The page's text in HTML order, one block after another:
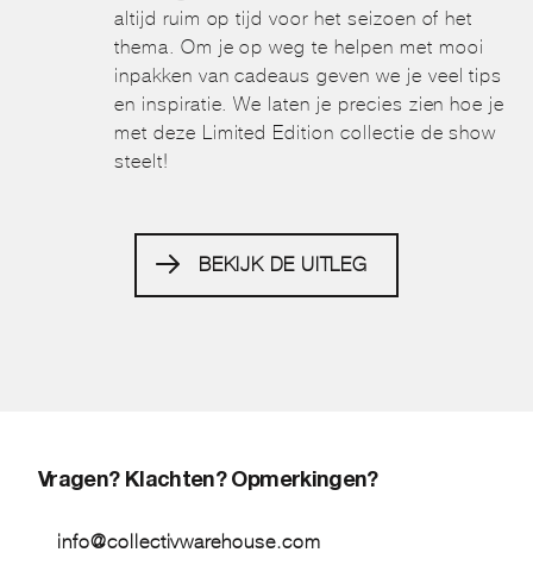
altijd ruim op tijd voor het seizoen of het
thema. Om je op weg te helpen met mooi
inpakken van cadeaus geven we je veel tips
en inspiratie. We laten je precies zien hoe je
met deze Limited Edition collectie de show
steelt!
BEKIJK DE UITLEG
Vragen? Klachten? Opmerkingen?
info@collectivwarehouse.com